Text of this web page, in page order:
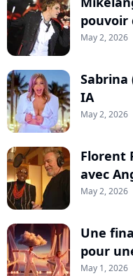
pouvoir
May 2, 2026
Sabrina
IA
May 2, 2026
Florent
avec
May 2, 2026
Une
pour
May 1, 2026